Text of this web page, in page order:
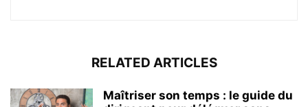
RELATED ARTICLES
Maîtriser son temps : le guide du